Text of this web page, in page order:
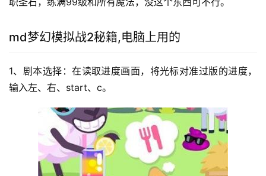
md梦幻模拟战2秘籍,电脑上用的
1、剧本选择：在读取进度画面，将光标对准过版的进度，
输入左、右、start、c。